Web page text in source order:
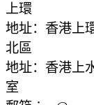
上環
地址：香港上
北區
地址：香港上
室